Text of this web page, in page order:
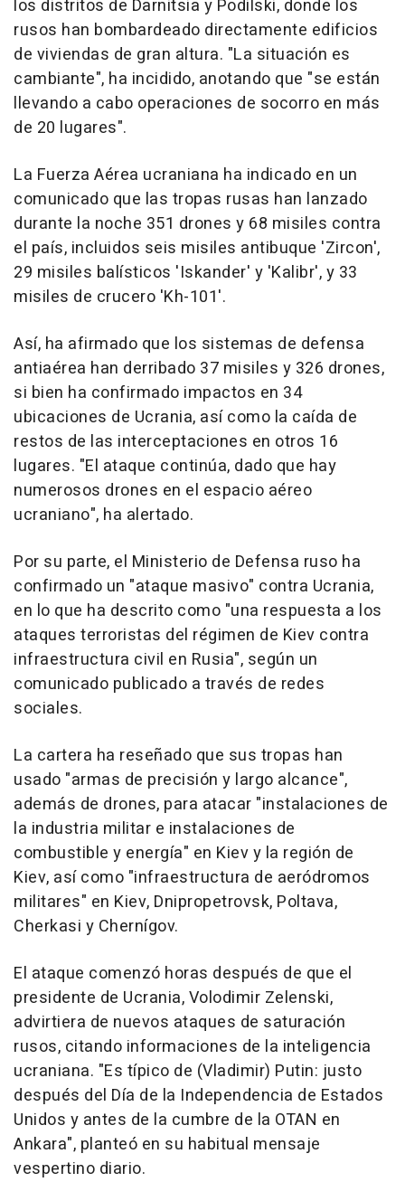
los distritos de Darnitsia y Podilski, donde los
rusos han bombardeado directamente edificios
de viviendas de gran altura. "La situación es
cambiante", ha incidido, anotando que "se están
llevando a cabo operaciones de socorro en más
de 20 lugares".
La Fuerza Aérea ucraniana ha indicado en un
comunicado que las tropas rusas han lanzado
durante la noche 351 drones y 68 misiles contra
el país, incluidos seis misiles antibuque 'Zircon',
29 misiles balísticos 'Iskander' y 'Kalibr', y 33
misiles de crucero 'Kh-101'.
Así, ha afirmado que los sistemas de defensa
antiaérea han derribado 37 misiles y 326 drones,
si bien ha confirmado impactos en 34
ubicaciones de Ucrania, así como la caída de
restos de las interceptaciones en otros 16
lugares. "El ataque continúa, dado que hay
numerosos drones en el espacio aéreo
ucraniano", ha alertado.
Por su parte, el Ministerio de Defensa ruso ha
confirmado un "ataque masivo" contra Ucrania,
en lo que ha descrito como "una respuesta a los
ataques terroristas del régimen de Kiev contra
infraestructura civil en Rusia", según un
comunicado publicado a través de redes
sociales.
La cartera ha reseñado que sus tropas han
usado "armas de precisión y largo alcance",
además de drones, para atacar "instalaciones de
la industria militar e instalaciones de
combustible y energía" en Kiev y la región de
Kiev, así como "infraestructura de aeródromos
militares" en Kiev, Dnipropetrovsk, Poltava,
Cherkasi y Chernígov.
El ataque comenzó horas después de que el
presidente de Ucrania, Volodimir Zelenski,
advirtiera de nuevos ataques de saturación
rusos, citando informaciones de la inteligencia
ucraniana. "Es típico de (Vladimir) Putin: justo
después del Día de la Independencia de Estados
Unidos y antes de la cumbre de la OTAN en
Ankara", planteó en su habitual mensaje
vespertino diario.